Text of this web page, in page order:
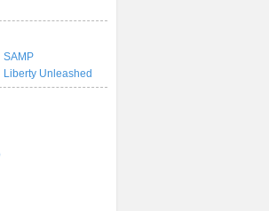
SAMP
Liberty Unleashed